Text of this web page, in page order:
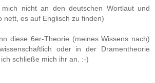
nicht an den deutschen Wortlaut und
nett, es auf Englisch zu finden)
diese 6er-Theorie (meines Wissens nach)
oder in der Dramentheorie
schließe mich ihr an. :-)